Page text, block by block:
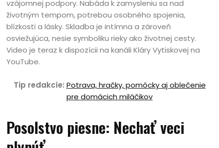
vzájomnej podpory. Nabáda k zamysleniu sa nad
životným tempom, potrebou osobného spojenia,
blízkosti a lásky. Skladba je intímna a zároveň
osviežujúca, nesie symboliku rieky ako životnej cesty.
Video je teraz k dispozícii na kanáli Kláry Vytiskovej na
YouTube.
Tip redakcie: Potrava, hračky, pomôcky aj oblečenie
pre domácich miláčikov
Posolstvo piesne: Nechať veci